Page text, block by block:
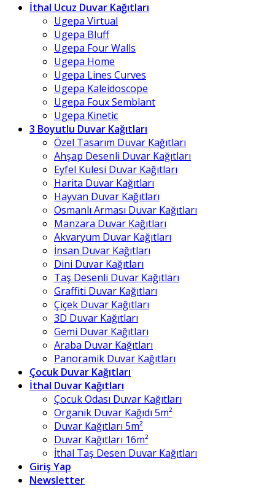
İthal Ucuz Duvar Kağıtları
Ugepa Virtual
Ugepa Bluff
Ugepa Four Walls
Ugepa Home
Ugepa Lines Curves
Ugepa Kaleidoscope
Ugepa Foux Semblant
Ugepa Kinetic
3 Boyutlu Duvar Kağıtları
Özel Tasarım Duvar Kağıtları
Ahşap Desenli Duvar Kağıtları
Eyfel Kulesi Duvar Kağıtları
Harita Duvar Kağıtları
Hayvan Duvar Kağıtları
Osmanlı Arması Duvar Kağıtları
Manzara Duvar Kağıtları
Akvaryum Duvar Kağıtları
İnsan Duvar Kağıtları
Dini Duvar Kağıtları
Taş Desenli Duvar Kağıtları
Graffiti Duvar Kağıtları
Çiçek Duvar Kağıtları
3D Duvar Kağıtları
Gemi Duvar Kağıtları
Araba Duvar Kağıtları
Panoramik Duvar Kağıtları
Çocuk Duvar Kağıtları
İthal Duvar Kağıtları
Çocuk Odası Duvar Kağıtları
Organik Duvar Kağıdı 5m²
Duvar Kağıtları 5m²
Duvar Kağıtları 16m²
İthal Taş Desen Duvar Kağıtları
Giriş Yap
Newsletter